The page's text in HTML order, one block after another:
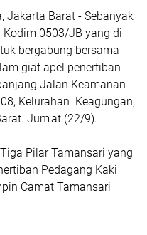
Jakarta Barat - Sebanyak
0503/JB yang di
bergabung bersama
giat apel penertiban
Jalan Keamanan
Kelurahan Keagungan,
Jum'at (22/9).
Pilar Tamansari yang
Pedagang Kaki
Camat Tamansari